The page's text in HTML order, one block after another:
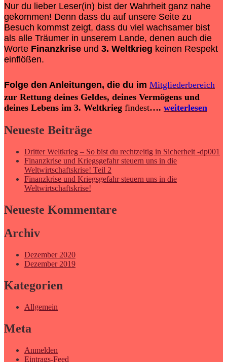
Nur du lieber Leser(in) bist der Wahrheit ganz nahe
gekommen! Denn dass du auf unsere Seite zu
Besuch kommst zeigt, dass du viel wachsamer bist
als alle Träumer in unserem Lande, denen auch die
Worte Finanzkrise und 3. Weltkrieg keinen Respekt
einflößen.
Folge den Anleitungen, die du im Mitgliederbereich
zur Rettung deines Geldes, deines Vermögens und
deines Lebens im 3. Weltkrieg findest…. weiterlesen
Neueste Beiträge
Dritter Weltkrieg – So bist du rechtzeitig in Sicherheit -dp001
Finanzkrise und Kriegsgefahr steuern uns in die
Weltwirtschaftskrise! Teil 2
Finanzkrise und Kriegsgefahr steuern uns in die
Weltwirtschaftskrise!
Neueste Kommentare
Archiv
Dezember 2020
Dezember 2019
Kategorien
Allgemein
Meta
Anmelden
Eintrags-Feed